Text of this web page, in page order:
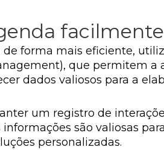
forma mais eficiente,
que permitem
dados valiosos para a
um registro de
informações são valiosas
personalizadas.